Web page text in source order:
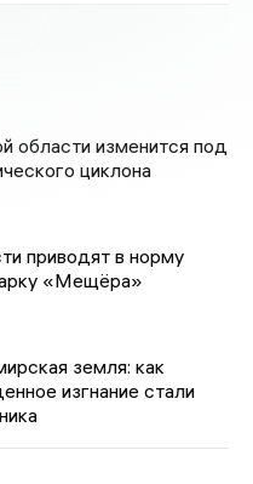
области изменится под
циклона
приводят в норму
«Мещёра»
земля: как
изгнание стали